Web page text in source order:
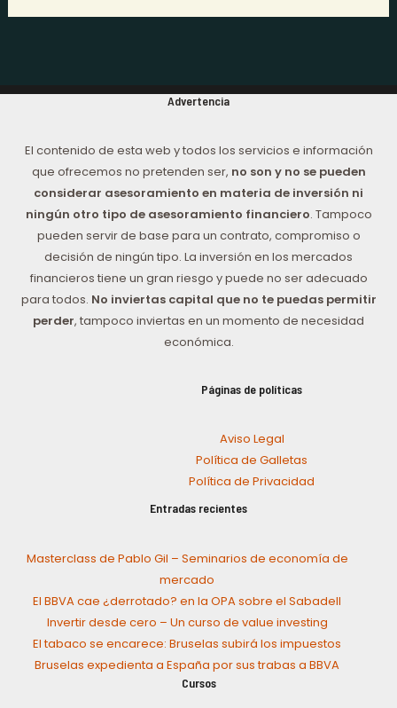
Advertencia
El contenido de esta web y todos los servicios e información
que ofrecemos no pretenden ser, no son y no se pueden
considerar asesoramiento en materia de inversión ni
ningún otro tipo de asesoramiento financiero. Tampoco
pueden servir de base para un contrato, compromiso o
decisión de ningún tipo. La inversión en los mercados
financieros tiene un gran riesgo y puede no ser adecuado
para todos. No inviertas capital que no te puedas permitir
perder, tampoco inviertas en un momento de necesidad
económica.
Páginas de políticas
Aviso Legal
Política de Galletas
Política de Privacidad
Entradas recientes
Masterclass de Pablo Gil – Seminarios de economía de
mercado
El BBVA cae ¿derrotado? en la OPA sobre el Sabadell
Invertir desde cero – Un curso de value investing
El tabaco se encarece: Bruselas subirá los impuestos
Bruselas expedienta a España por sus trabas a BBVA
Cursos